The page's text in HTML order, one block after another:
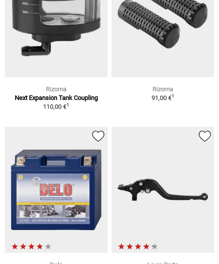
Rizoma
Next Expansion Tank Coupling
110,00 €1
Rizoma
91,00 €1